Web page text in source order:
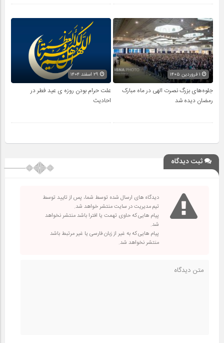
جلوه‌های بزرگ نصرت الهی در ماه مبارک
رمضان دیده شد
علت حرام بودن روزه ی عید فطر در
احادیث
ثبت دیدگاه
دیدگاه های ارسال شده توسط شما، پس از تایید توسط
تیم مدیریت در سایت منتشر خواهد شد.
پیام هایی که حاوی تهمت یا افترا باشد منتشر نخواهد
شد.
پیام هایی که به غیر از زبان فارسی یا غیر مرتبط باشد
منتشر نخواهد شد.